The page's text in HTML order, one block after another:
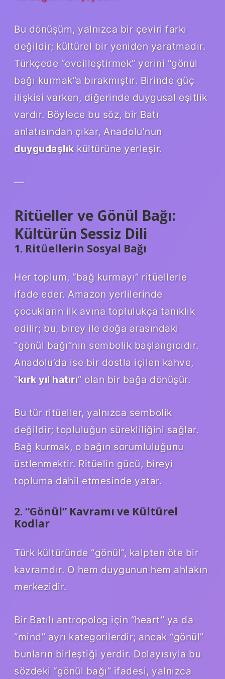
Bu dönüşüm, yalnızca bir çeviri farkı
değildir; kültürel bir yeniden yaratmadır.
Türkçede “evcilleştirmek” yerini “gönül
bağı kurmak”a bırakmıştır. Birinde güç
ilişkisi varken, diğerinde duygusal eşitlik
vardır. Böylece bu söz, bir Batı
anlatısından çıkar, Anadolu’nun
duygudaşlık kültürüne yerleşir.
—
Ritüeller ve Gönül Bağı:
Kültürün Sessiz Dili
1. Ritüellerin Sosyal Bağı
Her toplum, “bağ kurmayı” ritüellerle
ifade eder. Amazon yerlilerinde
çocukların ilk avına toplulukça tanıklık
edilir; bu, birey ile doğa arasındaki
“gönül bağı”nın sembolik başlangıcıdır.
Anadolu’da ise bir dostla içilen kahve,
“kırk yıl hatırı” olan bir bağa dönüşür.
Bu tür ritüeller, yalnızca sembolik
değildir; topluluğun sürekliliğini sağlar.
Bağ kurmak, o bağın sorumluluğunu
üstlenmektir. Ritüelin gücü, bireyi
topluma dahil etmesinde yatar.
2. “Gönül” Kavramı ve Kültürel
Kodlar
Türk kültüründe “gönül”, kalpten öte bir
kavramdır. O hem duygunun hem ahlakın
merkezidir.
Bir Batılı antropolog için “heart” ya da
“mind” ayrı kategorilerdir; ancak “gönül”
bunların birleştiği yerdir. Dolayısıyla bu
sözdeki “gönül bağı” ifadesi, yalnızca